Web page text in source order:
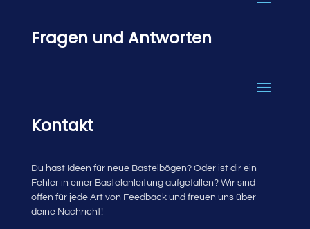
Fragen und Antworten
Kontakt
Du hast Ideen für neue Bastelbögen? Oder ist dir ein
Fehler in einer Bastelanleitung aufgefallen? Wir sind
offen für jede Art von Feedback und freuen uns über
deine Nachricht!